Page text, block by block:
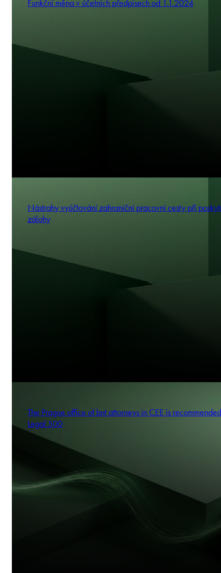
Funkční měna v účetních předpisech od 1.1.2024
Nástrahy vyúčtování zahraniční pracovní cesty při
zálohy
The Prague office of bnt attorneys in CEE is
Legal 500